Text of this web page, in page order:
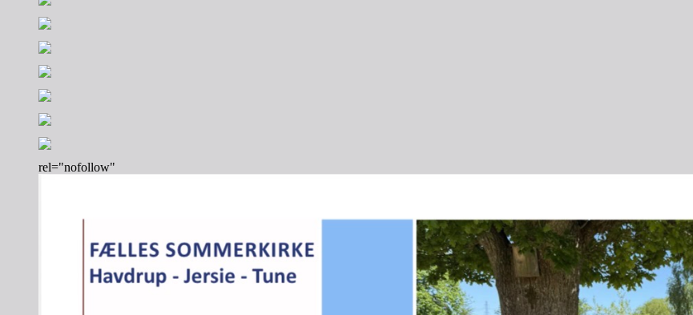
rel="nofollow"